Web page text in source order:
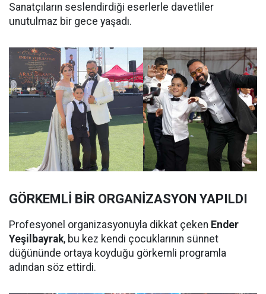
Sanatçıların seslendirdiği eserlerle davetliler
unutulmaz bir gece yaşadı.
GÖRKEMLİ BİR ORGANİZASYON YAPILDI
Profesyonel organizasyonuyla dikkat çeken Ender
Yeşilbayrak, bu kez kendi çocuklarının sünnet
düğününde ortaya koyduğu görkemli programla
adından söz ettirdi.